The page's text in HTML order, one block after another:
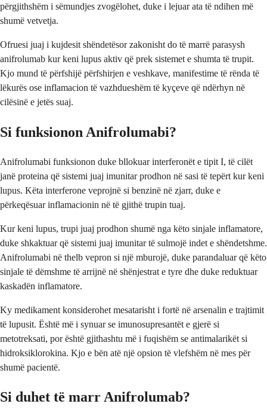
përgjithshëm i sëmundjes zvogëlohet, duke i lejuar ata të ndihen më
shumë vetvetja.
Ofruesi juaj i kujdesit shëndetësor zakonisht do të marrë parasysh
anifrolumab kur keni lupus aktiv që prek sistemet e shumta të trupit.
Kjo mund të përfshijë përfshirjen e veshkave, manifestime të rënda të
lëkurës ose inflamacion të vazhdueshëm të kyçeve që ndërhyn në
cilësinë e jetës suaj.
Si funksionon Anifrolumabi?
Anifrolumabi funksionon duke bllokuar interferonët e tipit I, të cilët
janë proteina që sistemi juaj imunitar prodhon në sasi të tepërt kur keni
lupus. Këta interferone veprojnë si benzinë në zjarr, duke e
përkeqësuar inflamacionin në të gjithë trupin tuaj.
Kur keni lupus, trupi juaj prodhon shumë nga këto sinjale inflamatore,
duke shkaktuar që sistemi juaj imunitar të sulmojë indet e shëndetshme.
Anifrolumabi në thelb vepron si një mburojë, duke parandaluar që këto
sinjale të dëmshme të arrijnë në shënjestrat e tyre dhe duke reduktuar
kaskadën inflamatore.
Ky medikament konsiderohet mesatarisht i fortë në arsenalin e trajtimit
të lupusit. Është më i synuar se imunosupresantët e gjerë si
metotreksati, por është gjithashtu më i fuqishëm se antimalarikët si
hidroksiklorokina. Kjo e bën atë një opsion të vlefshëm në mes për
shumë pacientë.
Si duhet të marr Anifrolumab?